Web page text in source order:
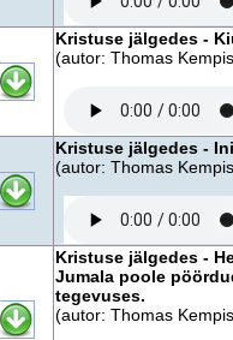
Kristuse jälgedes -
(autor: Thomas
Kristuse jälgedes -
(autor: Thomas
Kristuse jälgedes -
Jumala poole
tegevuses.
(autor: Thomas